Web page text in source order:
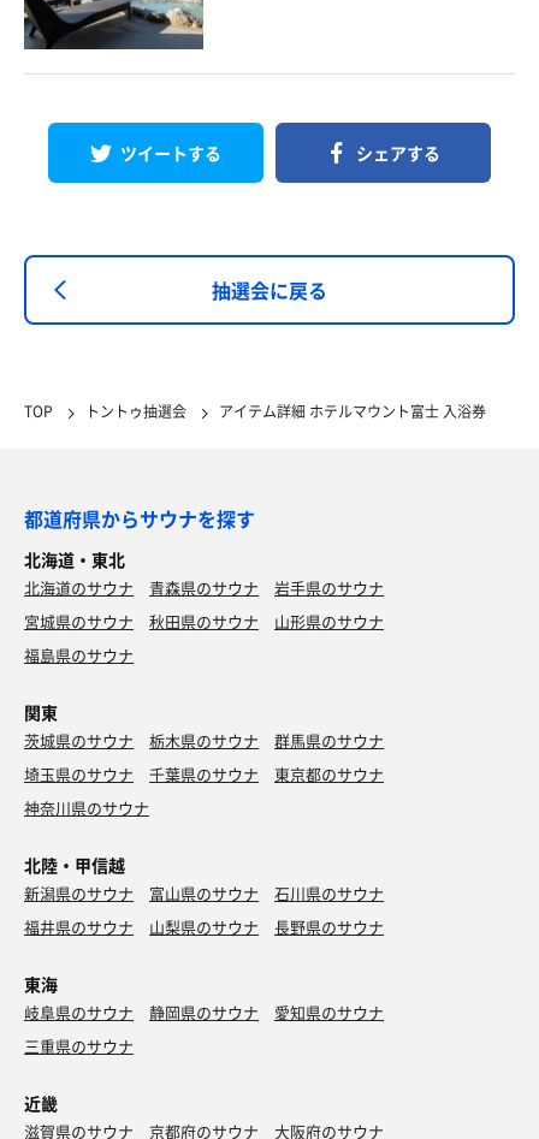
ツイートする シェアする
抽選会に戻る
TOP トントゥ抽選会 アイテム詳細 ホテルマウント富士 入浴券
都道府県からサウナを探す
北海道・東北
北海道のサウナ 青森県のサウナ
岩手県のサウナ
宮城県のサウナ
秋田県のサウナ
山形県のサウナ
福島県のサウナ
関東
茨城県のサウナ 栃木県のサウナ
群馬県のサウナ
埼玉県のサウナ
千葉県のサウナ
東京都のサウナ
神奈川県のサウナ
北陸・甲信越
新潟県のサウナ 富山県のサウナ
石川県のサウナ
福井県のサウナ
山梨県のサウナ 長野県のサウナ
東海
岐阜県のサウナ 静岡県のサウナ
愛知県のサウナ
三重県のサウナ
近畿
滋賀県のサウナ 京都府のサウナ 大阪府のサウナ